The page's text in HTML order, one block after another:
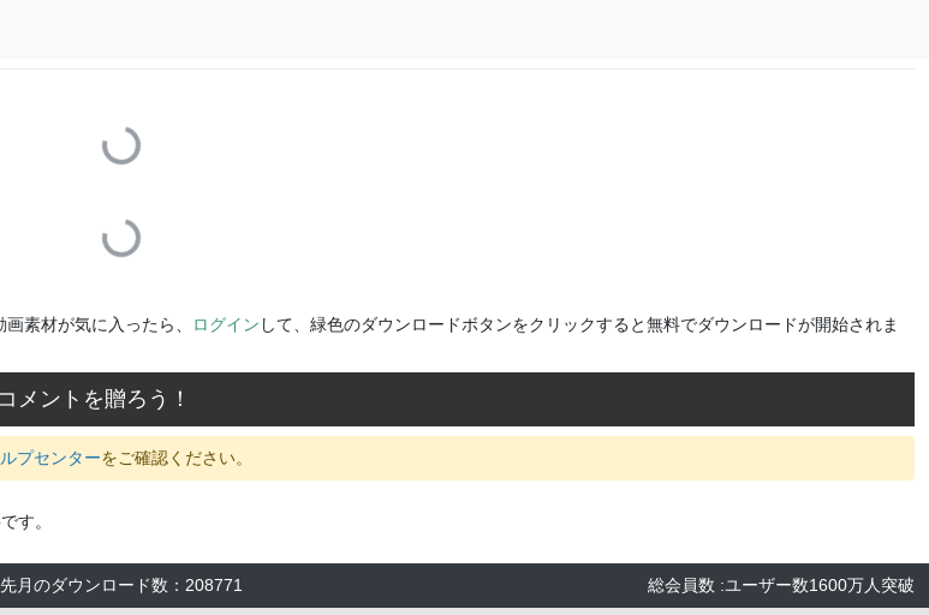
Loading...
Loading...
素材が気に入ったら、 ログイン して、緑色のダウンロードボタンをクリックすると無料でダウンロードが開始されま
メントを贈ろう！
プセンターをご確認ください。
す。
先月のダウンロード数 ： 208771 総会員数 :ユーザー数1600万人 突破